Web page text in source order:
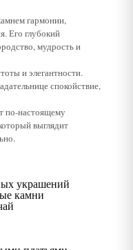
гармонии,
Его глубокий
мудрость и
и элегантности.
спокойствие,
по-настоящему
выглядит
украшений
камни